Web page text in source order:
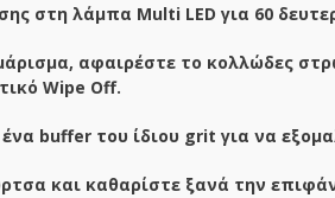
στη λάμπα Multi LED για 60
αφαιρέστε το κολλώδες
Wipe Off.
buffer του ίδιου grit για να
και καθαρίστε ξανά την